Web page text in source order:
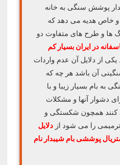
پوشش سنگی به خانه
و خاص هدیه می دهد که
ها و طرح های متفاوت دو
در ایران بسیار کم
یکی از دلایل آن عدم واردات
آن باشد هر چه که
بام بسیار زیبا و با
دشوار آنها و مشکلات
کنند همچون شکستگی و
را می شود از دلایل
پوششی بام شیبدار نام